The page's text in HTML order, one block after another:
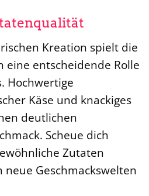
Kreation spielt die
entscheidende Rolle
Hochwertige
Käse und knackiges
deutlichen
Scheue dich
Zutaten
Geschmackswelten